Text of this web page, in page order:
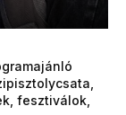
fesztiválok,